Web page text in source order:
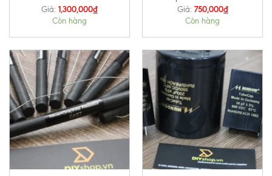
Giá: 1,300,000₫
Còn hàng
Giá: 750,000₫
Còn hàng